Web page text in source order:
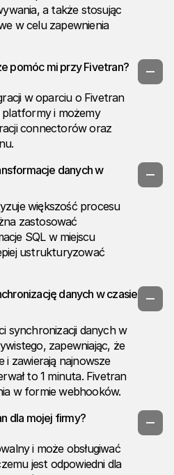
a także stosując
w celu zapewnienia
pomóc mi przy Fivetran?
w oparciu o Fivetran
platformy i możemy
connectorów oraz
danych w
większość procesu
zastosować
SQL w miejscu
ustrukturyzować
danych w czasie
synchronizacji danych w
zapewniając, że
i zawierają najnowsze
to 1 minuta. Fivetran
w formie webhooków.
dla mojej firmy?
i może obsługiwać
jest odpowiedni dla